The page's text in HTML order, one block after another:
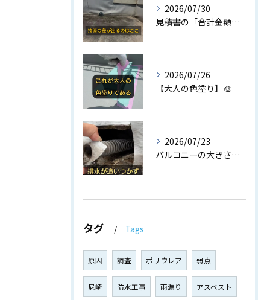
2026/07/30
見積書の「合計金額」だけで比べていませんか⁉️
2026/07/26
【大人の色塗り】🎨
2026/07/23
バルコニーの大きさに合っていない【小さすぎるドレン】😱...
タグ Tags
原因 調査 ポリウレア 弱点
尼崎 防水工事 雨漏り アスベスト